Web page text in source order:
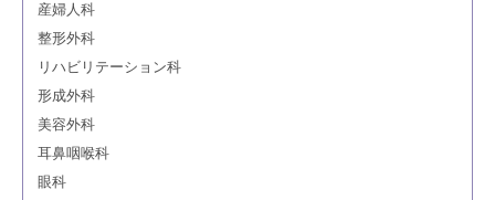
産婦人科
整形外科
リハビリテーション科
形成外科
美容外科
耳鼻咽喉科
眼科